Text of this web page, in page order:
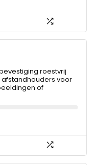
roestvrij
voor
of